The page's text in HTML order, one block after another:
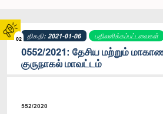
02 திகதி: 2021-01-06 பதிலளிக்கப்பட்டவைகள்
0552/2021: தேசிய மற்றும்
குருநாகல் மாவட்டம்
552/2020